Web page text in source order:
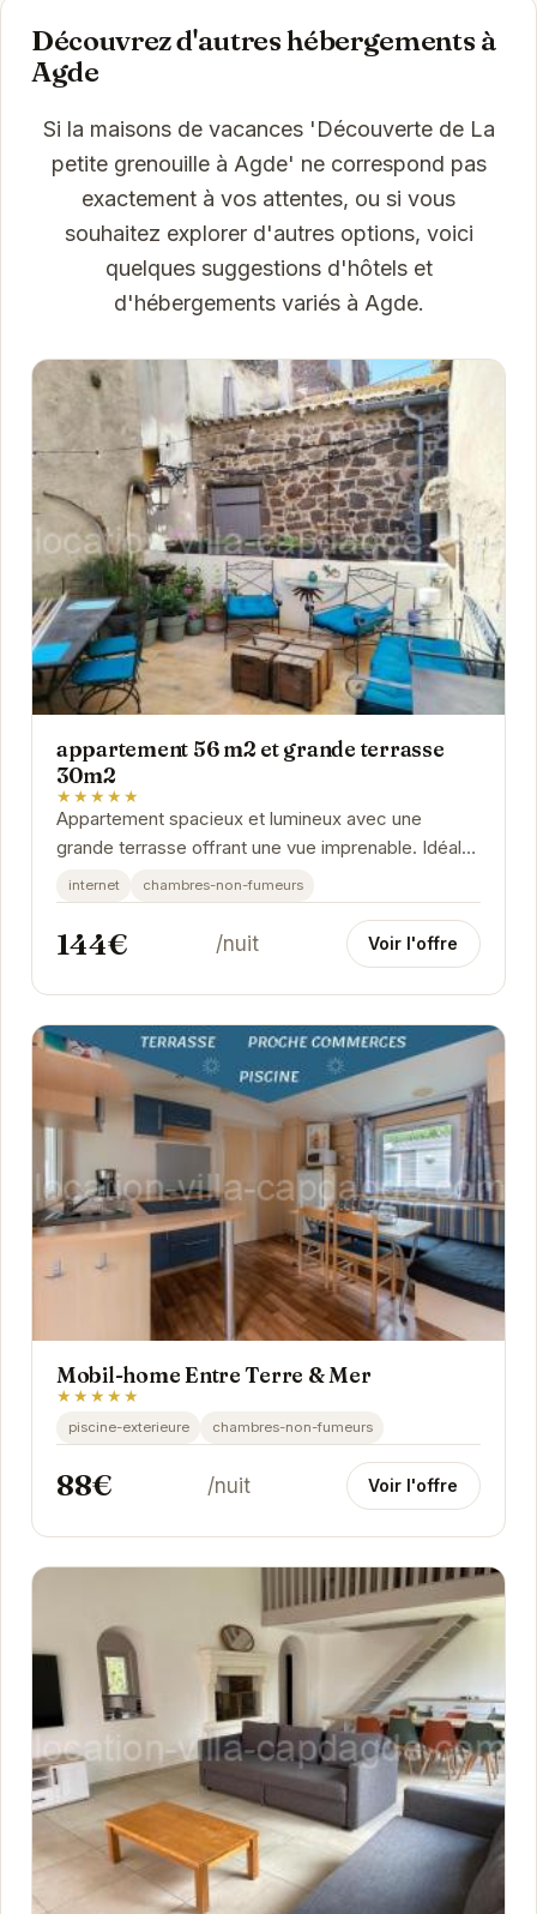
Découvrez d'autres hébergements à
Agde
Si la maisons de vacances 'Découverte de La
petite grenouille à Agde' ne correspond pas
exactement à vos attentes, ou si vous
souhaitez explorer d'autres options, voici
quelques suggestions d'hôtels et
d'hébergements variés à Agde.
appartement 56 m2 et grande terrasse
30m2
★★★★★
Appartement spacieux et lumineux avec une
grande terrasse offrant une vue imprenable. Idéal
pour des vacances en famille ou entre amis.
internet chambres-non-fumeurs
144€ /nuit Voir l'offre
Mobil-home Entre Terre & Mer
★★★★★
piscine-exterieure chambres-non-fumeurs
88€ /nuit Voir l'offre